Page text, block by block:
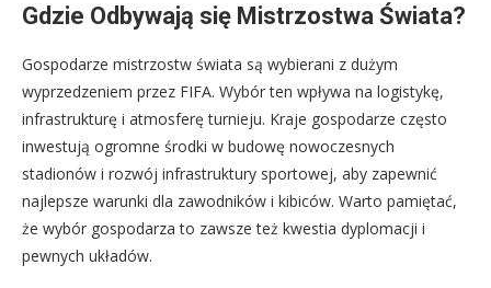
Gdzie Odbywają się Mistrzostwa Świata?
Gospodarze mistrzostw świata są wybierani z dużym
wyprzedzeniem przez FIFA. Wybór ten wpływa na logistykę,
infrastrukturę i atmosferę turnieju. Kraje gospodarze często
inwestują ogromne środki w budowę nowoczesnych
stadionów i rozwój infrastruktury sportowej, aby zapewnić
najlepsze warunki dla zawodników i kibiców. Warto pamiętać,
że wybór gospodarza to zawsze też kwestia dyplomacji i
pewnych układów.